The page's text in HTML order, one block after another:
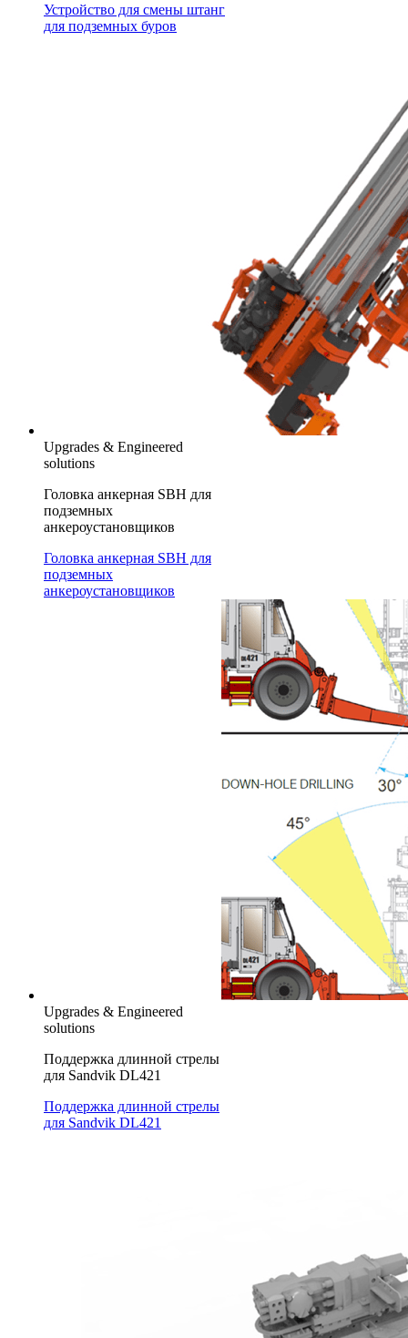
Устройство для смены штанг
для подземных буров
Upgrades & Engineered
solutions
Головка анкерная SBH для
подземных
анкероустановщиков
Головка анкерная SBH для
подземных
анкероустановщиков
Upgrades & Engineered
solutions
Поддержка длинной стрелы
для Sandvik DL421
Поддержка длинной стрелы
для Sandvik DL421